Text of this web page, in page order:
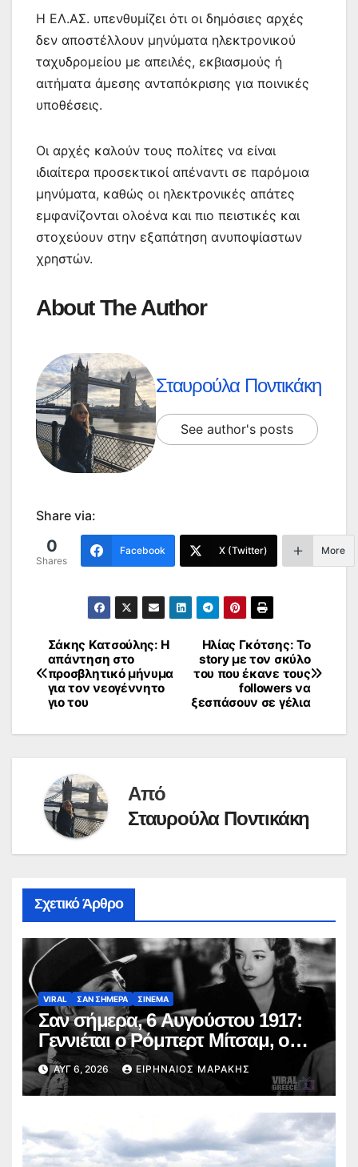
Η ΕΛ.ΑΣ. υπενθυμίζει ότι οι δημόσιες αρχές
δεν αποστέλλουν μηνύματα ηλεκτρονικού
ταχυδρομείου με απειλές, εκβιασμούς ή
αιτήματα άμεσης ανταπόκρισης για ποινικές
υποθέσεις.
Οι αρχές καλούν τους πολίτες να είναι
ιδιαίτερα προσεκτικοί απέναντι σε παρόμοια
μηνύματα, καθώς οι ηλεκτρονικές απάτες
εμφανίζονται ολοένα και πιο πειστικές και
στοχεύουν στην εξαπάτηση ανυποψίαστων
χρηστών.
About The Author
Σταυρούλα Ποντικάκη
See author's posts
Share via:
0
Shares
Facebook X (Twitter) More
Πλοήγηση
άρθρων
Ηλίας Γκότσης: Το
story με τον σκύλο
του που έκανε τους
followers να
ξεσπάσουν σε γέλια
Σάκης Κατσούλης: Η
απάντηση στο
προσβλητικό μήνυμα
για τον νεογέννητο
γιο του
Από
Σταυρούλα Ποντικάκη
Σχετικό Άρθρο
VIRAL ΣΑΝ ΣΗΜΕΡΑ ΣΙΝΕΜΑ
Σαν σήμερα, 6 Αυγούστου 1917:
Γεννιέται ο Ρόμπερτ Μίτσαμ, ο
σκληρός του φιλμ νουάρ και ο
εμβληματικός Φίλιπ Μάρλοου
ΑΥΓ 6, 2026 ΕΙΡΗΝΑΊΟΣ ΜΑΡΆΚΗΣ